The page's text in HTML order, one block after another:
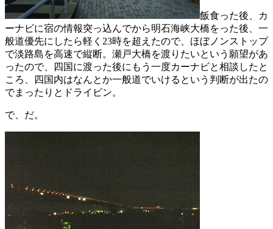
飯食った後、カ
ーナビに宿の情報突っ込んでから明石海峡大橋をった後、一
般道優先にしたら軽く23時を超えたので、ほぼノンストップ
で淡路島を高速で縦断。瀬戸大橋を渡りたいという願望があ
ったので、四国に渡った後にもう一度カーナビと相談したと
ころ、四国内はなんとか一般道でいけるという判断が出たの
でまったりとドライビン。
で、だ。